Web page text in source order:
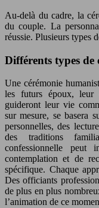
Au-delà du cadre, la
du couple. La
réussie. Plusieurs types
Différents types de
Une cérémonie
les futurs époux, leur
guideront leur vie
sur mesure, se basera
personnelles, des
des traditions
confessionnelle peut
contemplation et de
spécifique. Chaque
Des officiants
de plus en plus
l’animation de ce